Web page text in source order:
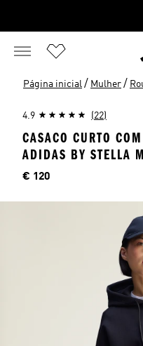
Página inicial / Mulher /
4.9 (22)
CASACO CURTO
ADIDAS BY STELLA
Preço
€ 120